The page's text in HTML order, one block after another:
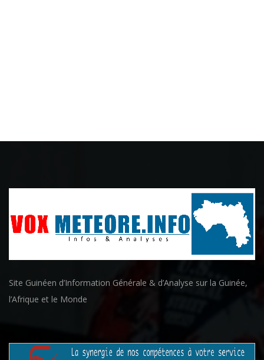
Site Guinéen d’Information Générale & d’Analyse sur la Guinée,
l’Afrique et le Monde